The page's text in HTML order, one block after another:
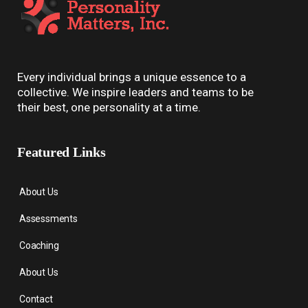
Every individual brings a unique essence to a
collective. We inspire leaders and teams to be
their best, one personality at a time.
Featured Links
About Us
Assessments
Coaching
About Us
Contact